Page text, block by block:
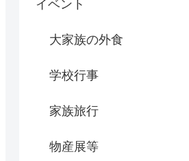
イベント
大家族の外食
学校行事
家族旅行
物産展等